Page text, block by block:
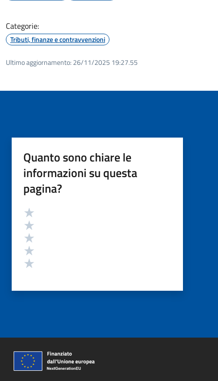
Categorie:
Tributi, finanze e contravvenzioni
Ultimo aggiornamento: 26/11/2025 19:27.55
Quanto sono chiare le
informazioni su questa
pagina?
Valutazione